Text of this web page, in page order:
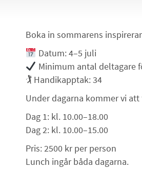
Boka in sommarens
Datum: 4–5 juli
Minimum antal deltagare
🏌️ Handikapptak: 34
Under dagarna kommer vi
Dag 1: kl. 10.00–18.00
Dag 2: kl. 10.00–15.00
Pris: 2500 kr per person
Lunch ingår båda dagarna.